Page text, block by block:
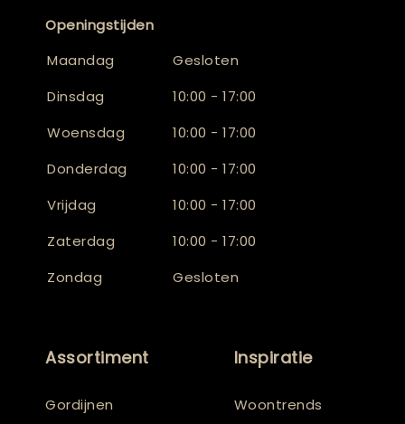
Openingstijden
Maandag
Gesloten
Dinsdag
10:00 - 17:00
Woensdag
10:00 - 17:00
Donderdag
10:00 - 17:00
Vrijdag
10:00 - 17:00
Zaterdag
10:00 - 17:00
Zondag
Gesloten
Assortiment
Gordijnen
Inspiratie
Woontrends